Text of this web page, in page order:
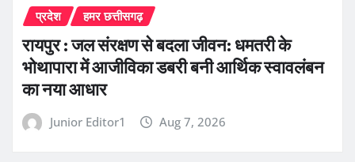
प्रदेश हमर छत्तीसगढ़
रायपुर : जल संरक्षण से बदला जीवन: धमतरी के
भोथापारा में आजीविका डबरी बनी आर्थिक स्वावलंबन
का नया आधार
Junior Editor1 Aug 7, 2026